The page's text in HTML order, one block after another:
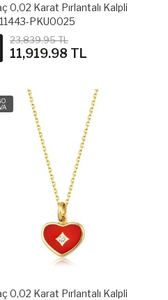
0,02 Karat Pırlantalı Kalpli
PKU0025
23,839.95 TL
11,919.98 TL
0,02 Karat Pırlantalı Kalpli